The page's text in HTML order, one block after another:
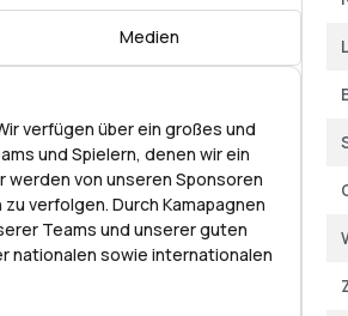
Medien
verfügen über ein großes und
und Spielern, denen wir ein
werden von unseren Sponsoren
verfolgen. Durch Kamapagnen
Teams und unserer guten
nationalen sowie internationalen